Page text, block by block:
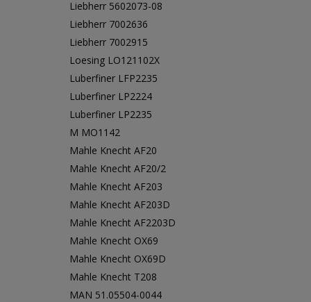
Liebherr 5602073-08
Liebherr 7002636
Liebherr 7002915
Loesing LO121102X
Luberfiner LFP2235
Luberfiner LP2224
Luberfiner LP2235
M MO1142
Mahle Knecht AF20
Mahle Knecht AF20/2
Mahle Knecht AF203
Mahle Knecht AF203D
Mahle Knecht AF2203D
Mahle Knecht OX69
Mahle Knecht OX69D
Mahle Knecht T208
MAN 51.05504-0044